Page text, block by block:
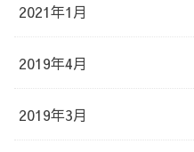
2021年1月
2019年4月
2019年3月